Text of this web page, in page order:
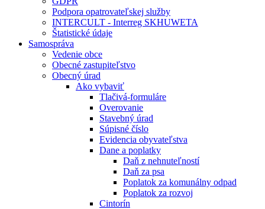
Podpora opatrovateľskej služby
INTERCULT - Interreg SKHUWETA
Štatistické údaje
Samospráva
Vedenie obce
Obecné zastupiteľstvo
Obecný úrad
Ako vybaviť
Tlačivá-formuláre
Overovanie
Stavebný úrad
Súpisné číslo
Evidencia obyvateľstva
Dane a poplatky
Daň z nehnuteľností
Daň za psa
Poplatok za komunálny odpad
Poplatok za rozvoj
Cintorín